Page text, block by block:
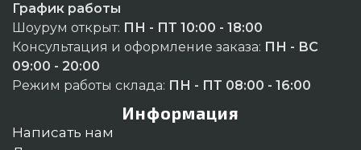
График работы
Шоурум открыт: ПН - ПТ 10:00 - 18:00
Консультация и оформление заказа: ПН - ВС
09:00 - 20:00
Режим работы склада: ПН - ПТ 08:00 - 16:00
Информация
Написать нам